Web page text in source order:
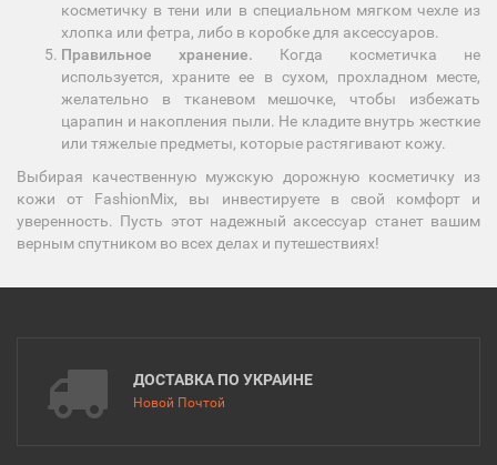
косметичку в тени или в специальном мягком чехле из
хлопка или фетра, либо в коробке для аксессуаров.
Правильное хранение. Когда косметичка не
используется, храните ее в сухом, прохладном месте,
желательно в тканевом мешочке, чтобы избежать
царапин и накопления пыли. Не кладите внутрь жесткие
или тяжелые предметы, которые растягивают кожу.
Выбирая качественную мужскую дорожную косметичку из
кожи от FashionMix, вы инвестируете в свой комфорт и
уверенность. Пусть этот надежный аксессуар станет вашим
верным спутником во всех делах и путешествиях!
ДОСТАВКА ПО УКРАИНЕ
Новой Почтой